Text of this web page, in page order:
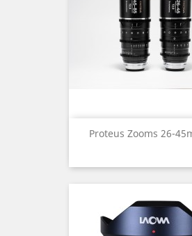
Proteus Zooms 26-